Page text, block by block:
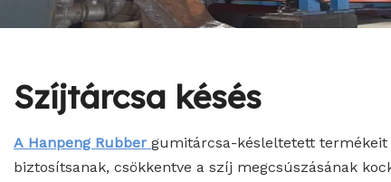
Nyomkövető görgős rendszerek
Szíjtárcsa késés
A Hanpeng Rubber gumitárcsa-késleltetett termékeit
biztosítsanak, csökkentve a szíj megcsúszásának